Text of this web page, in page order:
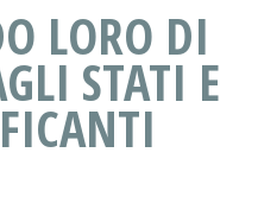
LORO DI
STATI E